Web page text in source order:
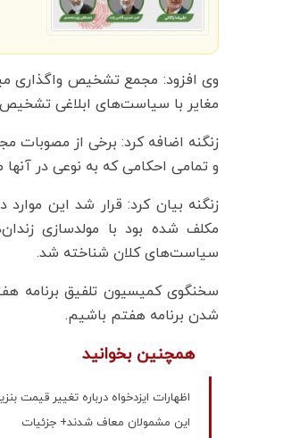
وی افزود: مجمع تشخیص واگذاری
مغایر با سیاست‌های ابلاغی
زنگنه اضافه کرد: برخی از مصوبات
و تمامی احکامی که به نوعی در
مکلف شده بود با مولدسازی
سیاست‌های کلان شناخته شد.
سخنگوی کمیسیون تلفیق برنامه
شدن برنامه هفتم باشیم.
همچنین بخوانید
اظهارات ایزدخواه درباره تغییر قیمت
این مشمولان معاف شدند+ جزئیات